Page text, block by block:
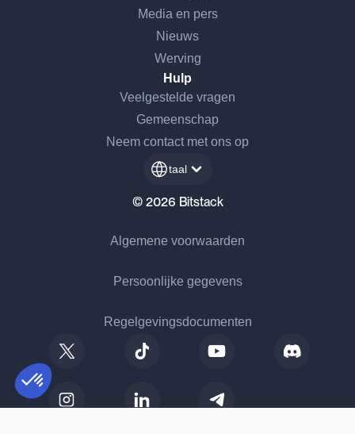
Media en pers
Nieuws
Werving
Hulp
Veelgestelde vragen
Gemeenschap
Neem contact met ons op
taal
© 2026 Bitstack
Algemene voorwaarden
Persoonlijke gegevens
Regelgevingsdocumenten